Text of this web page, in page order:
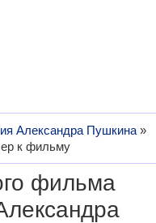
Александра Пушкина »
к фильму
фильма